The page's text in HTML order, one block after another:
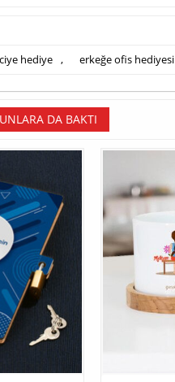
hediye , erkeğe ofis hediyesi
DA BAKTI